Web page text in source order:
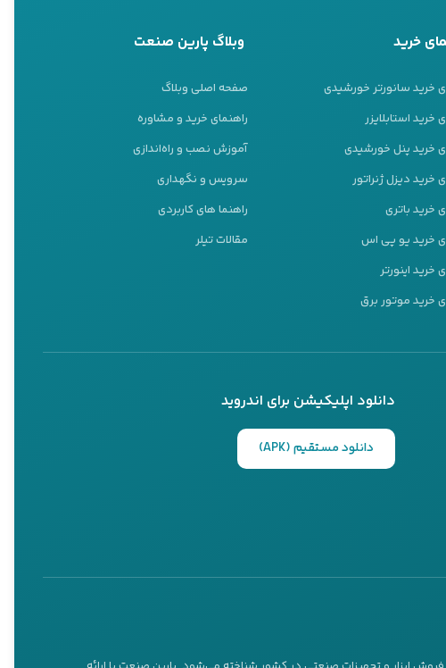
خرید
خرید سانورتر خورشیدی
خرید استابلایزر
خرید پنل خورشیدی
خرید دیزل ژنراتور
خرید باتری
خرید یو پی اس
خرید اینورتر
خرید موتور برق
وبلاگ پارین صنعت
صفحه اصلی وبلاگ
راهنمای خرید و مشاوره
آموزش نصب و راه‌اندازی
سرویس و نگهداری
راهنما های کاربردی
مقالات تیلر
دانلود اپلیکیشن برای اندروید
دانلود مستقیم (APK)